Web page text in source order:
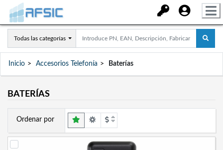
Todas las categorías
Inicio Accesorios Telefonía Baterías
BATERÍAS
Ordenar por